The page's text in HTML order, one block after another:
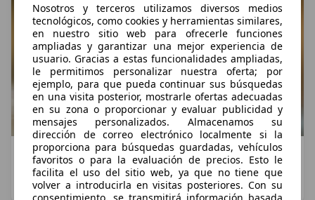
Nosotros y terceros utilizamos diversos medios
tecnológicos, como cookies y herramientas similares,
en nuestro sitio web para ofrecerle funciones
ampliadas y garantizar una mejor experiencia de
usuario. Gracias a estas funcionalidades ampliadas,
le permitimos personalizar nuestra oferta; por
ejemplo, para que pueda continuar sus búsquedas
en una visita posterior, mostrarle ofertas adecuadas
en su zona o proporcionar y evaluar publicidad y
mensajes personalizados. Almacenamos su
dirección de correo electrónico localmente si la
proporciona para búsquedas guardadas, vehículos
favoritos o para la evaluación de precios. Esto le
facilita el uso del sitio web, ya que no tiene que
volver a introducirla en visitas posteriores. Con su
consentimiento, se transmitirá información basada
BMW iX5 2026: así es el primer X5 eléctrico de la
historia
Ignacio Crocicchia · 30/06/2026 · 6 minutos de lectura